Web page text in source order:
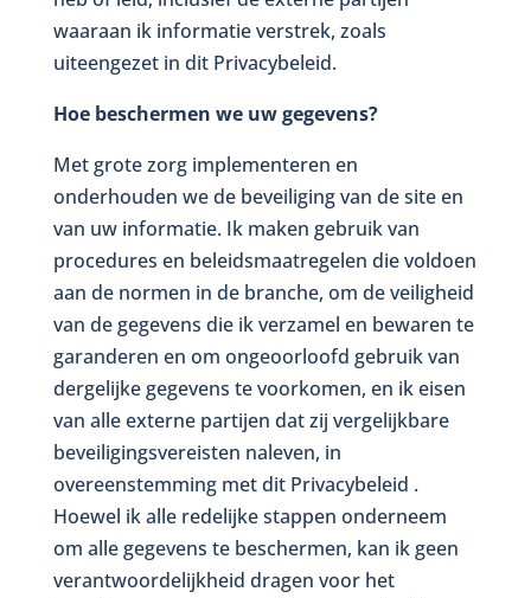
waaraan ik informatie verstrek, zoals
uiteengezet in dit Privacybeleid.
Hoe beschermen we uw gegevens?
Met grote zorg implementeren en
onderhouden we de beveiliging van de site en
van uw informatie. Ik maken gebruik van
procedures en beleidsmaatregelen die voldoen
aan de normen in de branche, om de veiligheid
van de gegevens die ik verzamel en bewaren te
garanderen en om ongeoorloofd gebruik van
dergelijke gegevens te voorkomen, en ik eisen
van alle externe partijen dat zij vergelijkbare
beveiligingsvereisten naleven, in
overeenstemming met dit Privacybeleid .
Hoewel ik alle redelijke stappen onderneem
om alle gegevens te beschermen, kan ik geen
verantwoordelijkheid dragen voor het